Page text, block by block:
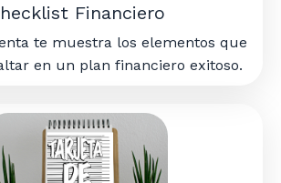
Financiero
te muestra los elementos que
en un plan financiero exitoso.